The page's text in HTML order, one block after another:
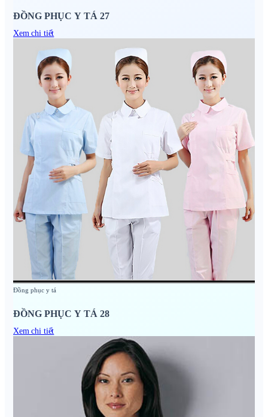
ĐỒNG PHỤC Y TÁ 27
Xem chi tiết
Đồng phục y tá
ĐỒNG PHỤC Y TÁ 28
Xem chi tiết